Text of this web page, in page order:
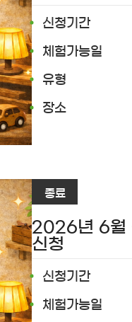
신청기간
체험가능일
유형
장소
종료
2026년 6월
신청
신청기간
체험가능일